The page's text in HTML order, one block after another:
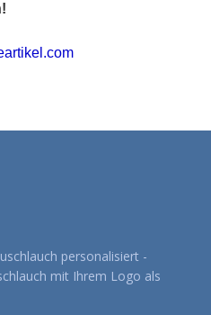
personalisiert -
mit Ihrem Logo als